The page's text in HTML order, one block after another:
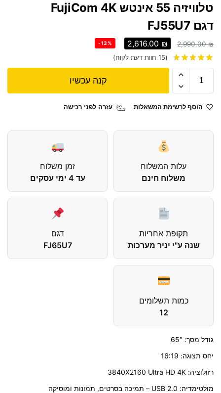
טלוויזיה 55 אינטש FujiCom 4K
דגם FJ55U7
2,990.00₪
2,616.00 ₪
-13%
(
15 חוות דעת לקוח)
קנה עכשיו
הוסף לרשימת המשאלות עזרה לפני רכישה
עלות המשלוח
משלוח חינם
זמן משלוח
עד 4 ימי עסקים
תקופת אחריות
שנה ע"י יניר מערכות
דגם
FJ65U7
כמות תשלומים
12
גודל מסך: 65″
יחס תצוגה: 16:19
רזולוציה: 3840X2160 Ultra HD 4K
מולטימדיה: USB 2.0 – תמיכה בסרטים, תמונות ומוסיקה